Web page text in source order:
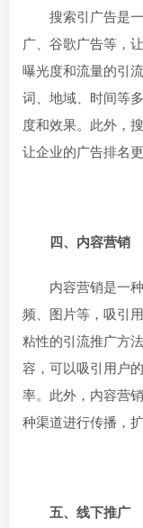
搜索引广告是
广、谷歌广告等，
曝光度和流量的引
词、地域、时间等
度和效果。此外，
让企业的广告排名
四、内容营销
内容营销是一
频、图片等，吸引
粘性的引流推广方
容，可以吸引用户
率。此外，内容营
种渠道进行传播，
五、线下推广